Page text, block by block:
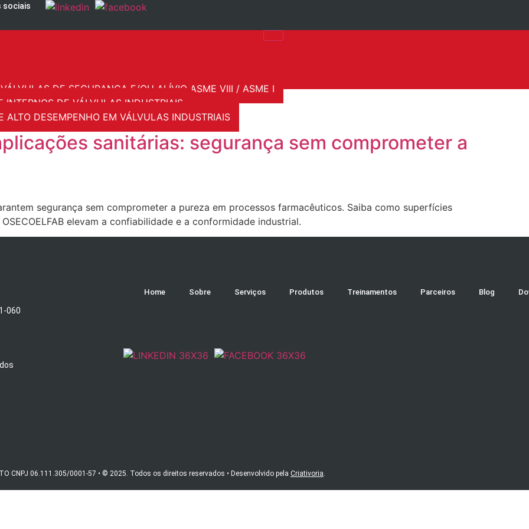
sociais
DE SEGURANÇA E/OU ALÍVIO ASME VIII / ASME I
INTERNOS DE VÁLVULAS INDUSTRIAIS
ALTO DESEMPENHO EM VÁLVULAS INDUSTRIAIS
industriais
sanitárias: segurança sem comprometer a
segurança sem comprometer a pureza em processos farmacêuticos. Saiba como superfícies
elevam a confiabilidade e a conformidade industrial.
060
Home Sobre Serviços Produtos Treinamentos Parceiros Blog
CNPJ 06.111.305/0001-57 • © 2025. Todos os direitos reservados • Desenvolvido pela Criativoria.